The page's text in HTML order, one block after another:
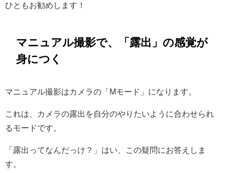
ひともお勧めします！
マニュアル撮影で、「露出」の感覚が
身につく
マニュアル撮影はカメラの「Mモード」になります。
これは、カメラの露出を自分のやりたいように合わせられ
るモードです。
「露出ってなんだっけ？」はい、この疑問にお答えしま
す。